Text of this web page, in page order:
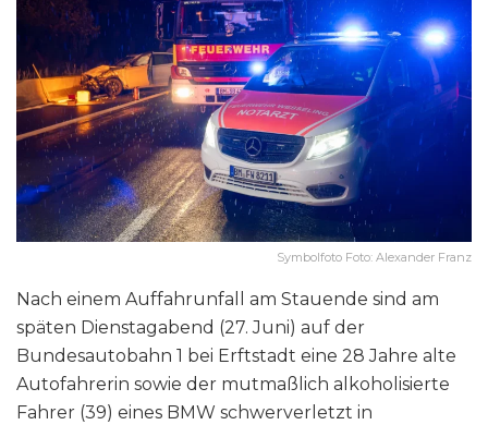
Symbolfoto Foto: Alexander Franz
Nach einem Auffahrunfall am Stauende sind am
späten Dienstagabend (27. Juni) auf der
Bundesautobahn 1 bei Erftstadt eine 28 Jahre alte
Autofahrerin sowie der mutmaßlich alkoholisierte
Fahrer (39) eines BMW schwerverletzt in